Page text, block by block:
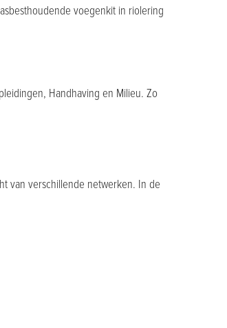
voegenkit in riolering
Handhaving en Milieu. Zo
van verschillende netwerken. In de